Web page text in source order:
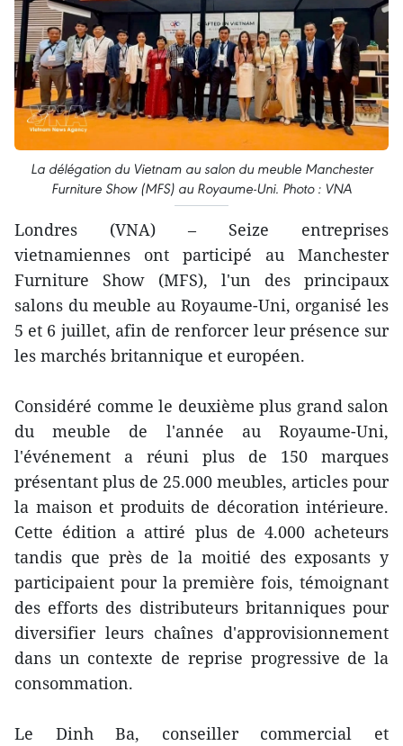
La délégation du Vietnam au salon du meuble Manchester
Furniture Show (MFS) au Royaume-Uni. Photo : VNA
Londres (VNA) – Seize entreprises
vietnamiennes ont participé au Manchester
Furniture Show (MFS), l'un des principaux
salons du meuble au Royaume-Uni, organisé les
5 et 6 juillet, afin de renforcer leur présence sur
les marchés britannique et européen.
Considéré comme le deuxième plus grand salon
du meuble de l'année au Royaume-Uni,
l'événement a réuni plus de 150 marques
présentant plus de 25.000 meubles, articles pour
la maison et produits de décoration intérieure.
Cette édition a attiré plus de 4.000 acheteurs
tandis que près de la moitié des exposants y
participaient pour la première fois, témoignant
des efforts des distributeurs britanniques pour
diversifier leurs chaînes d'approvisionnement
dans un contexte de reprise progressive de la
consommation.
Le Dinh Ba, conseiller commercial et